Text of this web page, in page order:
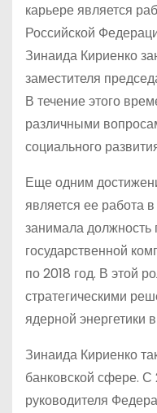
карьере является
Российской
Зинаида Кириенко
заместителя
В течение этого
различными
социального
Еще одним
является ее работа
занимала должность
государственной
по 2018 год. В этой
стратегическими
ядерной энергетики
Зинаида Кириенко
банковской сфере.
руководителя